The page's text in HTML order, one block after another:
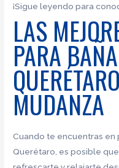
¡Sigue leyendo para
LAS
PARA
MUDANZA
Cuando te encuentras
Querétaro, es posible